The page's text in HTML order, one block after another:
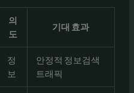
의
도
기대 효과
정
보
안정적 정보검색
트래픽